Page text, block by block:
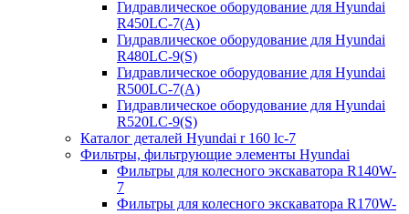
Гидравлическое оборудование для Hyundai
R450LC-7(A)
Гидравлическое оборудование для Hyundai
R480LC-9(S)
Гидравлическое оборудование для Hyundai
R500LC-7(A)
Гидравлическое оборудование для Hyundai
R520LC-9(S)
Каталог деталей Hyundai r 160 lc-7
Фильтры, фильтрующие элементы Hyundai
Фильтры для колесного экскаватора R140W-
7
Фильтры для колесного экскаватора R170W-